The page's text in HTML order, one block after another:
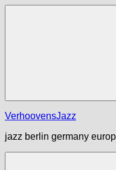
Zum
VerhoovensJazz
jazz berlin germany